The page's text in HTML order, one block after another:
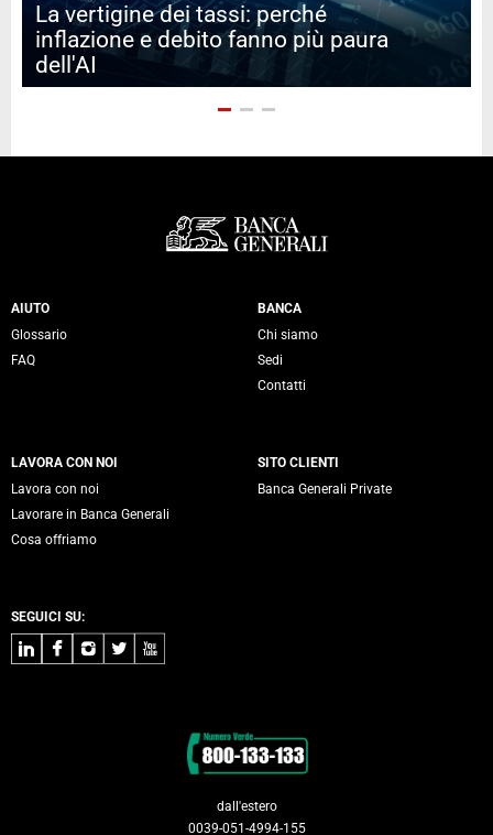
La vertigine dei tassi: perché
inflazione e debito fanno più paura
dell'AI
Servizi Banca Generali
AIUTO
Glossario
FAQ
BANCA
Chi siamo
Sedi
Contatti
LAVORA CON NOI
Lavora con noi
Lavorare in Banca Generali
Cosa offriamo
SITO CLIENTI
Banca Generali Private
SEGUICI SU:
LinkedInFacebook
Instagram
TwitterYoutube
dall'estero
0039-051-4994-155